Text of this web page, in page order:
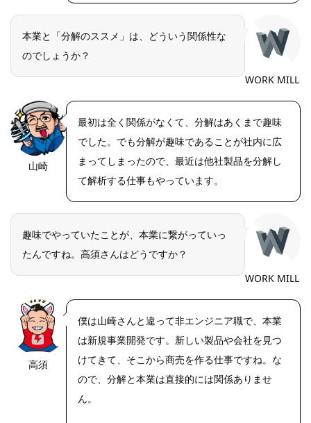
本業と「分解のススメ」は、どういう関係性な
のでしょうか？
WORK MILL
https://riseph
山崎
最初は全く関係がなくて、分解はあくまで趣味
でした。でも分解が趣味であることが社内に広
まってしまったので、最近は他社製品を分解し
て解析する仕事もやっています。
趣味でやっていたことが、本業に繋がっていっ
たんですね。高須さんはどうですか？
WORK MILL
https://riseph
高須
僕は山崎さんと違って非エンジニア職で、本業
は新規事業開発です。新しい製品や会社を見つ
けてきて、そこから商売を作る仕事ですね。な
ので、分解と本業は直接的には関係ありませ
ん。